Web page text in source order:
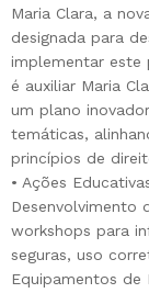
Maria Clara, a
designada para
implementar este
é auxiliar Maria
um plano
temáticas,
princípios de
• Ações
Desenvolvimento
workshops para
seguras, uso
Equipamentos de